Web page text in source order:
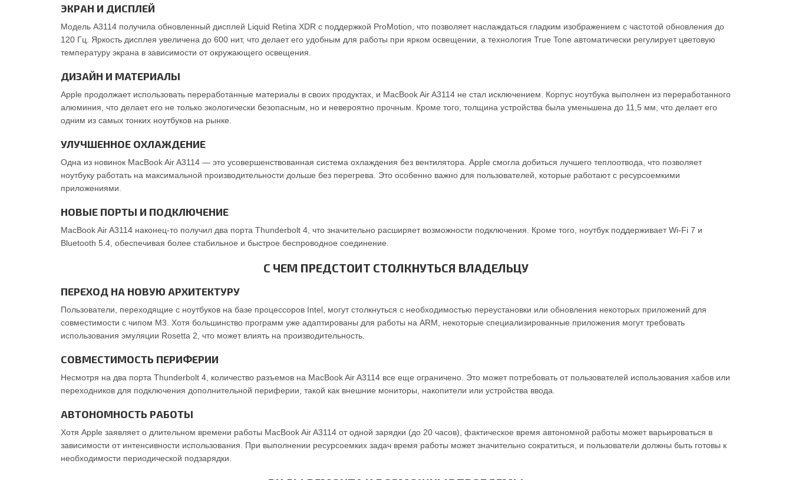
ЭКРАН И ДИСПЛЕЙ
Модель A3114 получила обновленный дисплей Liquid Retina XDR с поддержкой ProMotion, что позволяет наслаждаться гладким изображением с частотой обновления до
120 Гц. Яркость дисплея увеличена до 600 нит, что делает его удобным для работы при ярком освещении, а технология True Tone автоматически регулирует цветовую
температуру экрана в зависимости от окружающего освещения.
ДИЗАЙН И МАТЕРИАЛЫ
Apple продолжает использовать переработанные материалы в своих продуктах, и MacBook Air A3114 не стал исключением. Корпус ноутбука выполнен из переработанного
алюминия, что делает его не только экологически безопасным, но и невероятно прочным. Кроме того, толщина устройства была уменьшена до 11,5 мм, что делает его
одним из самых тонких ноутбуков на рынке.
УЛУЧШЕННОЕ ОХЛАЖДЕНИЕ
Одна из новинок MacBook Air A3114 — это усовершенствованная система охлаждения без вентилятора. Apple смогла добиться лучшего теплоотвода, что позволяет
ноутбуку работать на максимальной производительности дольше без перегрева. Это особенно важно для пользователей, которые работают с ресурсоемкими
приложениями.
НОВЫЕ ПОРТЫ И ПОДКЛЮЧЕНИЕ
MacBook Air A3114 наконец-то получил два порта Thunderbolt 4, что значительно расширяет возможности подключения. Кроме того, ноутбук поддерживает Wi-Fi 7 и
Bluetooth 5.4, обеспечивая более стабильное и быстрое беспроводное соединение.
С ЧЕМ ПРЕДСТОИТ СТОЛКНУТЬСЯ ВЛАДЕЛЬЦУ
ПЕРЕХОД НА НОВУЮ АРХИТЕКТУРУ
Пользователи, переходящие с ноутбуков на базе процессоров Intel, могут столкнуться с необходимостью переустановки или обновления некоторых приложений для
совместимости с чипом M3. Хотя большинство программ уже адаптированы для работы на ARM, некоторые специализированные приложения могут требовать
использования эмуляции Rosetta 2, что может влиять на производительность.
СОВМЕСТИМОСТЬ ПЕРИФЕРИИ
Несмотря на два порта Thunderbolt 4, количество разъемов на MacBook Air A3114 все еще ограничено. Это может потребовать от пользователей использования хабов или
переходников для подключения дополнительной периферии, такой как внешние мониторы, накопители или устройства ввода.
АВТОНОМНОСТЬ РАБОТЫ
Хотя Apple заявляет о длительном времени работы MacBook Air A3114 от одной зарядки (до 20 часов), фактическое время автономной работы может варьироваться в
зависимости от интенсивности использования. При выполнении ресурсоемких задач время работы может значительно сократиться, и пользователи должны быть готовы к
необходимости периодической подзарядки.